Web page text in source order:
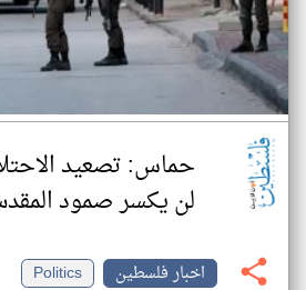
حماس: تصعيد
لن يكسر صمود
اخبار فلسطين
Politics